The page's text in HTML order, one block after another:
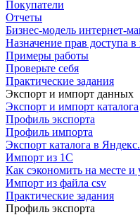
Покупатели
Отчеты
Бизнес-модель интернет-
Назначение прав доступа в
Примеры работы
Проверьте себя
Практические задания
Экспорт и импорт данных
Экспорт и импорт каталога
Профиль экспорта
Профиль импорта
Экспорт каталога в
Импорт из 1С
Как сэкономить на месте и
Импорт из файла csv
Практические задания
Профиль экспорта